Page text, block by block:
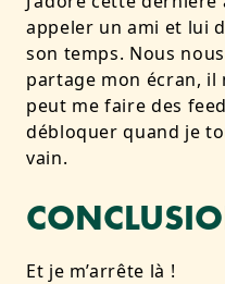
appeler un ami et lui
son temps. Nous
partage mon écran, il
peut me faire des
débloquer quand je
vain.
Et je m’arrête là !